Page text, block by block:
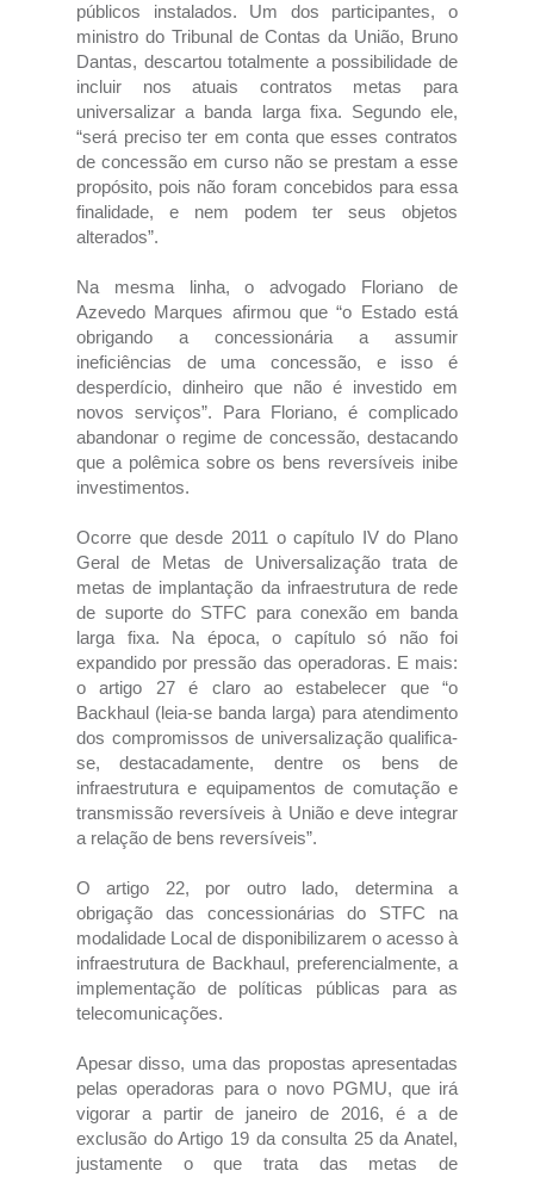
públicos instalados. Um dos participantes, o
ministro do Tribunal de Contas da União, Bruno
Dantas, descartou totalmente a possibilidade de
incluir nos atuais contratos metas para
universalizar a banda larga fixa. Segundo ele,
“será preciso ter em conta que esses contratos
de concessão em curso não se prestam a esse
propósito, pois não foram concebidos para essa
finalidade, e nem podem ter seus objetos
alterados”.
Na mesma linha, o advogado Floriano de
Azevedo Marques afirmou que “o Estado está
obrigando a concessionária a assumir
ineficiências de uma concessão, e isso é
desperdício, dinheiro que não é investido em
novos serviços”. Para Floriano, é complicado
abandonar o regime de concessão, destacando
que a polêmica sobre os bens reversíveis inibe
investimentos.
Ocorre que desde 2011 o capítulo IV do Plano
Geral de Metas de Universalização trata de
metas de implantação da infraestrutura de rede
de suporte do STFC para conexão em banda
larga fixa. Na época, o capítulo só não foi
expandido por pressão das operadoras. E mais:
o artigo 27 é claro ao estabelecer que “o
Backhaul (leia-se banda larga) para atendimento
dos compromissos de universalização qualifica-
se, destacadamente, dentre os bens de
infraestrutura e equipamentos de comutação e
transmissão reversíveis à União e deve integrar
a relação de bens reversíveis”.
O artigo 22, por outro lado, determina a
obrigação das concessionárias do STFC na
modalidade Local de disponibilizarem o acesso à
infraestrutura de Backhaul, preferencialmente, a
implementação de políticas públicas para as
telecomunicações.
Apesar disso, uma das propostas apresentadas
pelas operadoras para o novo PGMU, que irá
vigorar a partir de janeiro de 2016, é a de
exclusão do Artigo 19 da consulta 25 da Anatel,
justamente o que trata das metas de